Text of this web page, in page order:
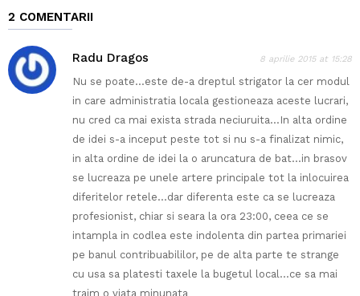
2 COMENTARII
Radu Dragos 8 aprilie 2015 at 15:28
Nu se poate…este de-a dreptul strigator la cer modul
in care administratia locala gestioneaza aceste lucrari,
nu cred ca mai exista strada neciuruita…In alta ordine
de idei s-a inceput peste tot si nu s-a finalizat nimic,
in alta ordine de idei la o aruncatura de bat…in brasov
se lucreaza pe unele artere principale tot la inlocuirea
diferitelor retele…dar diferenta este ca se lucreaza
profesionist, chiar si seara la ora 23:00, ceea ce se
intampla in codlea este indolenta din partea primariei
pe banul contribuabililor, pe de alta parte te strange
cu usa sa platesti taxele la bugetul local…ce sa mai
traim o viata minunata